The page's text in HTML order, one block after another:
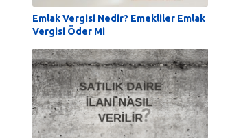
Emlak Vergisi Nedir? Emekliler Emlak
Vergisi Öder Mi